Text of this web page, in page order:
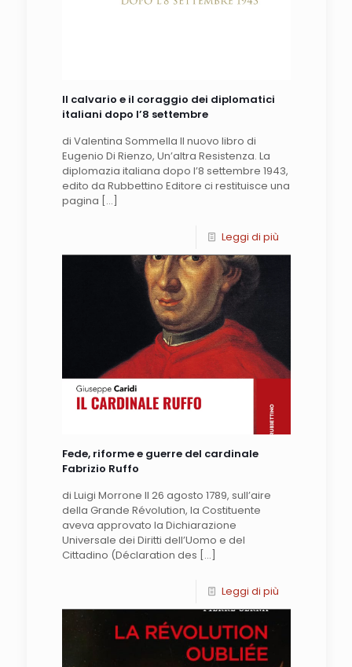
Il calvario e il coraggio dei diplomatici
italiani dopo l’8 settembre
di Valentina Sommella Il nuovo libro di
Eugenio Di Rienzo, Un’altra Resistenza. La
diplomazia italiana dopo l’8 settembre 1943,
edito da Rubbettino Editore ci restituisce una
pagina […]
Leggi di più
Fede, riforme e guerre del cardinale
Fabrizio Ruffo
di Luigi Morrone Il 26 agosto 1789, sull’aire
della Grande Révolution, la Costituente
aveva approvato la Dichiarazione
Universale dei Diritti dell’Uomo e del
Cittadino (Déclaration des […]
Leggi di più